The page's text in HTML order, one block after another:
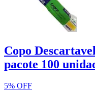
Copo
pacote 100
5% OFF